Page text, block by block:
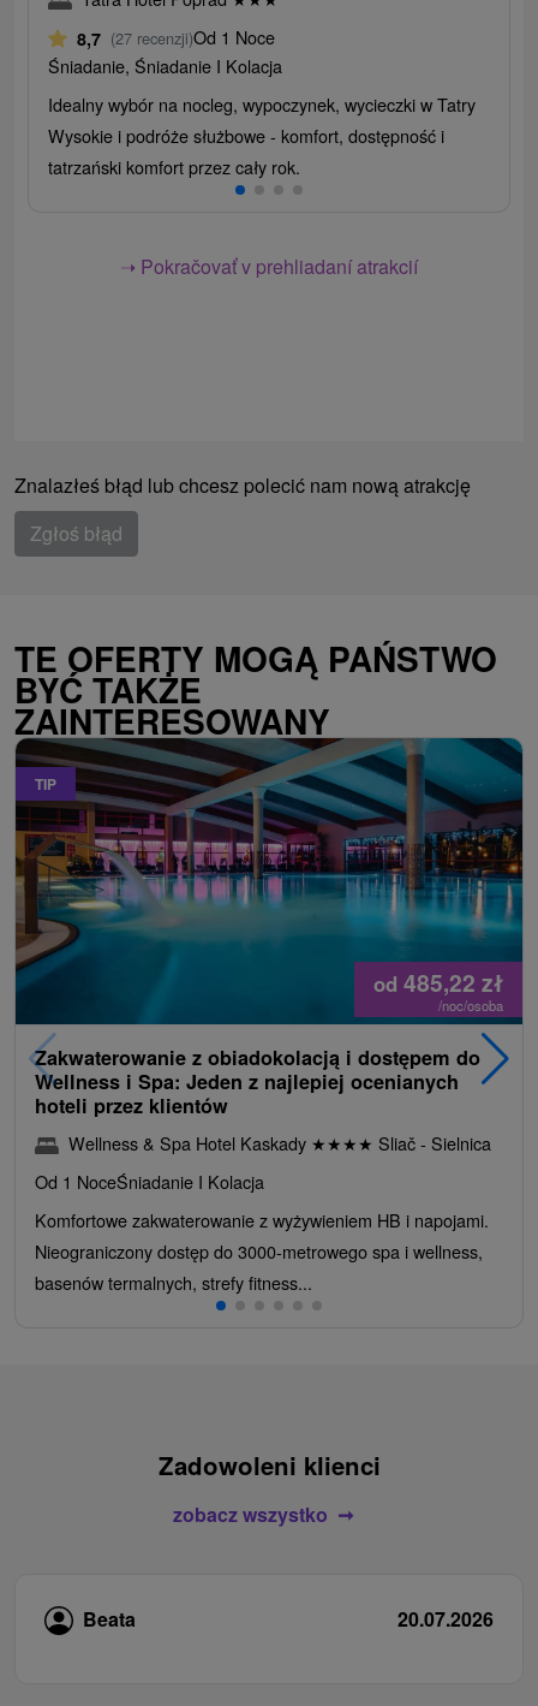
8,7 (27 recenzji)Od 1 Noce
Śniadanie, Śniadanie I Kolacja
Idealny wybór na nocleg, wypoczynek, wycieczki w Tatry
Wysokie i podróże służbowe - komfort, dostępność i
tatrzański komfort przez cały rok.
➝ Pokračovať v prehliadaní atrakcií
Znalazłeś błąd lub chcesz polecić nam nową atrakcję
Zgłoś błąd
TE OFERTY MOGĄ PAŃSTWO
BYĆ TAKŻE
ZAINTERESOWANY
TIP
od 485,22 zł
/noc/osoba
Zakwaterowanie z obiadokolacją i dostępem do
Wellness i Spa: Jeden z najlepiej ocenianych
hoteli przez klientów
Wellness & Spa Hotel Kaskady ★★★★ Sliač - Sielnica
Od 1 NoceŚniadanie I Kolacja
Komfortowe zakwaterowanie z wyżywieniem HB i napojami.
Nieograniczony dostęp do 3000-metrowego spa i wellness,
basenów termalnych, strefy fitness...
Zadowoleni klienci
zobacz wszystko
Beata 20.07.2026